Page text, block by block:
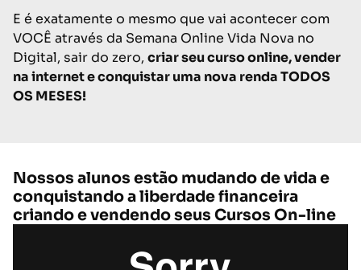
E é exatamente o mesmo que vai acontecer com
VOCÊ através da Semana Online Vida Nova no
Digital, sair do zero, criar seu curso online, vender
na internet e conquistar uma nova renda TODOS
OS MESES!
Nossos alunos estão mudando de vida e
conquistando a liberdade financeira
criando e vendendo seus Cursos On-line